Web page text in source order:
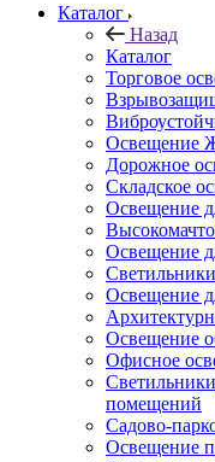
Каталог
Назад
Каталог
Торговое
Освещение
Дорожное
Складское
Освещение
Освещение
Освещение
Освещение
Офисное
помещений
Садово-
Освещение